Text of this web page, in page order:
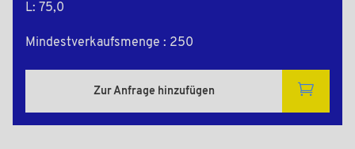
L: 75,0
Mindestverkaufsmenge : 250
Zur Anfrage hinzufügen